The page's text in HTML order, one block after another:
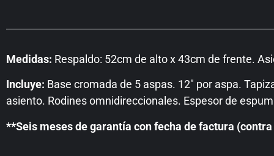
Medidas: Respaldo: 52cm de alto x 43cm de frente.
Incluye: Base cromada de 5 aspas. 12″ por aspa.
asiento. Rodines omnidireccionales. Espesor de
**Seis meses de garantía con fecha de factura